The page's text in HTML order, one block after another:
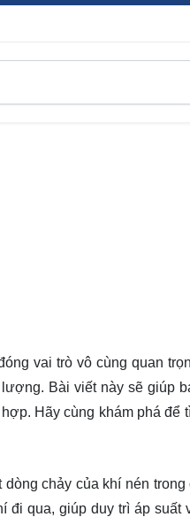
vai trò vô cùng quan
Bài viết này sẽ giúp
Hãy cùng khám pháđể
chảy của khí nén
đi qua, giúp duy trì áp